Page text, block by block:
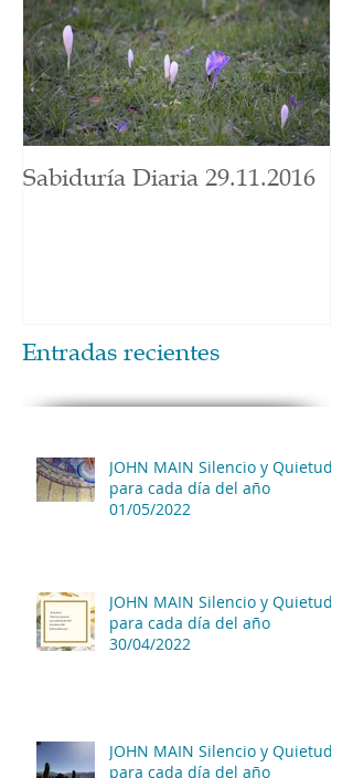
Sabiduría Diaria 29.11.2016
Entradas recientes
JOHN MAIN Silencio y Quietud
para cada día del año
01/05/2022
JOHN MAIN Silencio y Quietud
para cada día del año
30/04/2022
JOHN MAIN Silencio y Quietud
para cada día del año